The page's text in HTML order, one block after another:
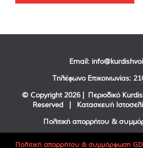
Email:
Τηλέφωνο Επικοινωνίας:
© Copyright 2026 | Περιοδικό
Reserved | Κατασκευή
Πολιτική απορρήτου &
Πολιτική απορρήτου & συμμόρφωση